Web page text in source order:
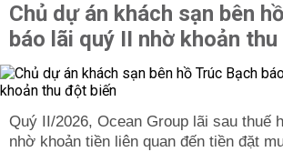
Chủ dự án khách sạn bên
báo lãi quý II nhờ khoản
Quý II/2026, Ocean Group lãi sau thuế
nhờ khoản tiền liên quan đến tiền đặt